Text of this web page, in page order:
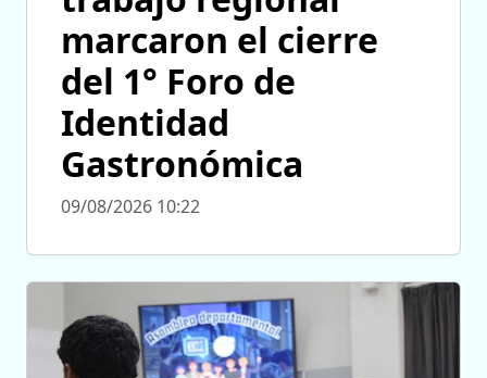
marcaron el cierre
del 1° Foro de
Identidad
Gastronómica
09/08/2026 10:22